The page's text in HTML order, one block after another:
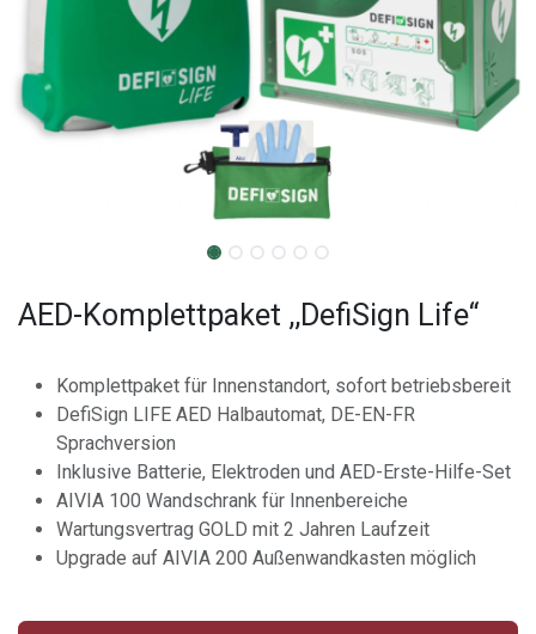
AED-Komplettpaket ,,DefiSign Life“
Komplettpaket für Innenstandort, sofort betriebsbereit
DefiSign LIFE AED Halbautomat, DE-EN-FR
Sprachversion
Inklusive Batterie, Elektroden und AED-Erste-Hilfe-Set
AIVIA 100 Wandschrank für Innenbereiche
Wartungsvertrag GOLD mit 2 Jahren Laufzeit
Upgrade auf AIVIA 200 Außenwandkasten möglich